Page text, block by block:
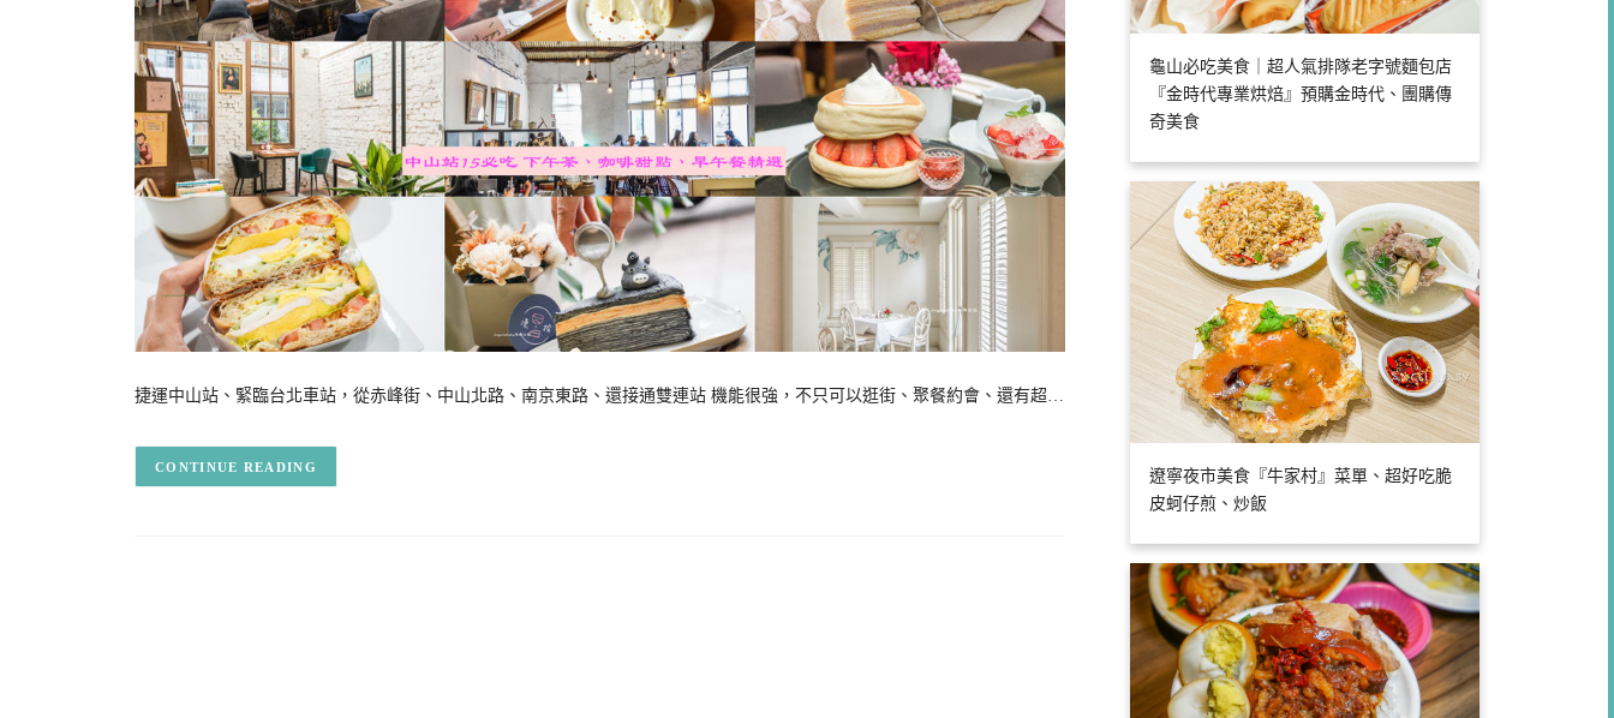
捷運中山站、緊臨台北車站，從赤峰街、中山北路、南京東路、還接通雙連站 機能很強，不只可以逛街、聚餐約會、還有超…
CONTINUE READING
龜山必吃美食｜超人氣排隊老字號麵包店
『金時代專業烘焙』預購金時代、團購傳
奇美食
遼寧夜市美食『牛家村』菜單、超好吃脆
皮蚵仔煎、炒飯